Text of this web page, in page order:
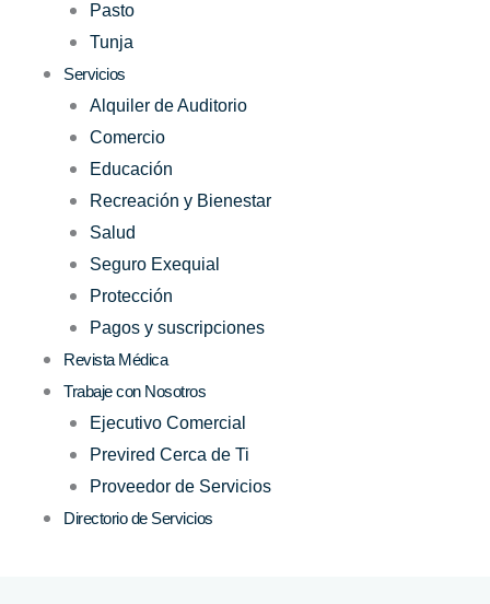
Pasto
Tunja
Servicios
Alquiler de Auditorio
Comercio
Educación
Recreación y Bienestar
Salud
Seguro Exequial
Protección
Pagos y suscripciones
Revista Médica
Trabaje con Nosotros
Ejecutivo Comercial
Previred Cerca de Ti
Proveedor de Servicios
Directorio de Servicios